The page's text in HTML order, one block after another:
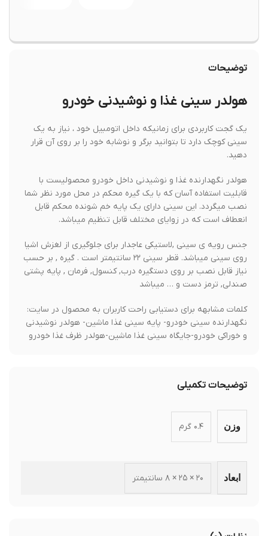
توضیحات
هولدر سيني غذا و نوشيدني خودرو
يك گجت كاربردي براي زمانيكه داخل اتومبيل خود ، نياز به يك
سيني كوچك دارد تا بتوانيد برگر و نوشابه خود را بر روي آن قرار
دهيد.
هولدر نگهدارنده غذا و نوشیدنی داخل خودرو محصولیست با
قابلیت استفاده آسان که با یک گیره محکم در محل مورد نظر شما
نصب میگردد. این سینی دارای یک پایه خم شونده محکم قابل
انعطاف است که در زوایای مختلف قابل تنظیم میباشد.
جنس رویه ی سینی ,لاستیکی عاجدار برای جلوگیری از لغزش اشیا
روی سینی میباشد. قطر سینی ۲۲ سانتیمتر است . گیره , بر حسب
نیاز قابل نصب بر روی دستگیره درب, کنسول, فرمان , پایه پشتی
صندلی, ترمز دست و … میباشد
کلمات مشابهه برای دستیابی راحت کاربران به محصول در سایت:
نگهدارنده سینی خودرو- پایه سینی غذا ماشین- هولدر نوشیدنی
و خوراکی خودرو-جایگاه سینی غذا ماشین-هولدر ظرف غذا خودرو
توضیحات تکمیلی